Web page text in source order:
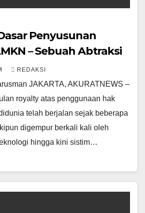
Penyusunan
– Sebuah Abtraksi
REDAKSI
JAKARTA, AKURATNEWS –
royalty atas penggunaan hak
telah berjalan sejak beberapa
digempur berkali kali oleh
hingga kini sistim…